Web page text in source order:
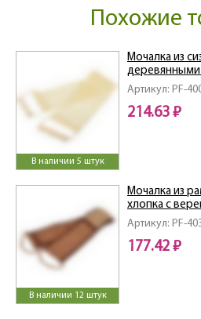
Похожие
В наличии 5 штук
Артикул: PF-
Мочалка из
деревянными
(66,5х11 см с
/30
214.63 ₽
В наличии 12 штук
Артикул: PF-
Мочалка из
хлопка с
см (76х8,5 см
177.42 ₽